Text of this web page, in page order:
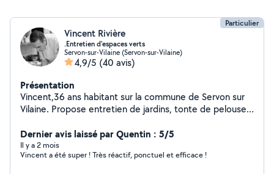
Particulier
Vincent Rivière
.Entretien d'espaces verts
Servon-sur-Vilaine (Servon-sur-Vilaine)
4,9/5 (40 avis)
Présentation
Vincent,36 ans habitant sur la commune de Servon sur
Vilaine. Propose entretien de jardins, tonte de pelouses
verts. Je peux aussi enlever tout types de déchets en
déchetterie. Contactez moi au Zéro six Quarante deux
Dix Trente huit Quatre vingt
Dernier avis laissé par Quentin : 5/5
Il y a 2 mois
Vincent a été super ! Très réactif, ponctuel et efficace !